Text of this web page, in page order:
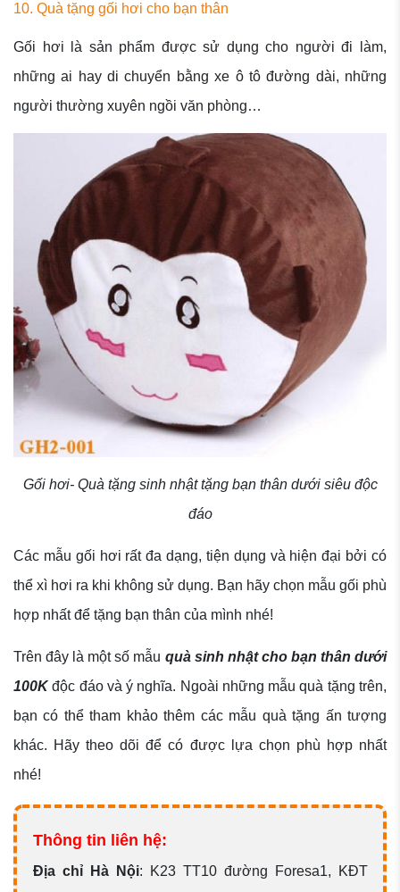
10. Quà tặng gối hơi cho bạn thân
Gối hơi là sản phẩm được sử dụng cho người đi làm,
những ai hay di chuyển bằng xe ô tô đường dài, những
người thường xuyên ngồi văn phòng…
Gối hơi- Quà tặng sinh nhật tặng bạn thân dưới siêu độc
đáo
Các mẫu gối hơi rất đa dạng, tiện dụng và hiện đại bởi có
thể xì hơi ra khi không sử dụng. Bạn hãy chọn mẫu gối phù
hợp nhất để tặng bạn thân của mình nhé!
Trên đây là một số mẫu quà sinh nhật cho bạn thân dưới
100Kđộc đáo và ý nghĩa. Ngoài những mẫu quà tặng trên,
bạn có thể tham khảo thêm các mẫu quà tặng ấn tượng
khác. Hãy theo dõi để có được lựa chọn phù hợp nhất
nhé!
Thông tin liên hệ:
Địa chỉ Hà Nội: K23 TT10 đường Foresa1, KĐT